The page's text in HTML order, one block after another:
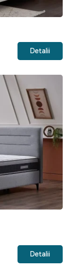
Detalii
Detalii